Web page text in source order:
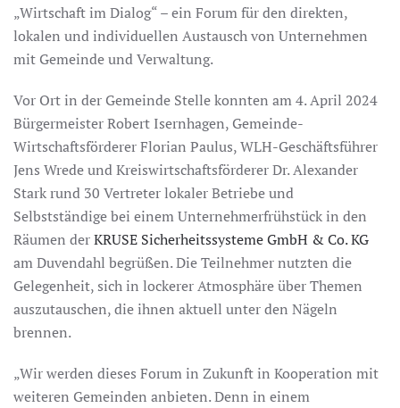
„Wirtschaft im Dialog“ – ein Forum für den direkten,
lokalen und individuellen Austausch von Unternehmen
mit Gemeinde und Verwaltung.
Vor Ort in der Gemeinde Stelle konnten am 4. April 2024
Bürgermeister Robert Isernhagen, Gemeinde-
Wirtschaftsförderer Florian Paulus, WLH-Geschäftsführer
Jens Wrede und Kreiswirtschaftsförderer Dr. Alexander
Stark rund 30 Vertreter lokaler Betriebe und
Selbstständige bei einem Unternehmerfrühstück in den
Räumen derKRUSE Sicherheitssysteme GmbH & Co. KG
am Duvendahl begrüßen. Die Teilnehmer nutzten die
Gelegenheit, sich in lockerer Atmosphäre über Themen
auszutauschen, die ihnen aktuell unter den Nägeln
brennen.
„Wir werden dieses Forum in Zukunft in Kooperation mit
weiteren Gemeinden anbieten. Denn in einem